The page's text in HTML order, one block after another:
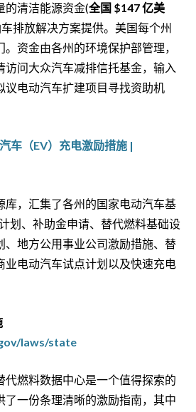
的清洁能源资金(全国 $147 亿美
排放解决方案提供。美国每个州
资金由各州的环境保护部管理，
访问大众汽车减排信托基金，输入
议电动汽车扩建项目寻找资助机
车（EV）充电激励措施 |
库，汇集了各州的国家电动汽车基
划、补助金申请、替代燃料基础设
、地方公用事业公司激励措施、替
业电动汽车试点计划以及快速充电
laws/state
代燃料数据中心是一个值得探索的
了一份条理清晰的激励指南，其中